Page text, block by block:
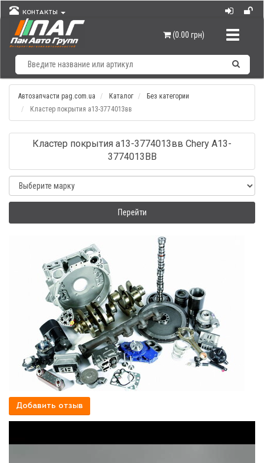
КОНТАКТЫ
(0.00 грн)
Автозапчасти pag.com.ua Каталог
Без категории
Кластер покрытия а13-3774013вв
Кластер покрытия а13-3774013вв Chery A13-
3774013BB
Перейти
Добавить отзыв